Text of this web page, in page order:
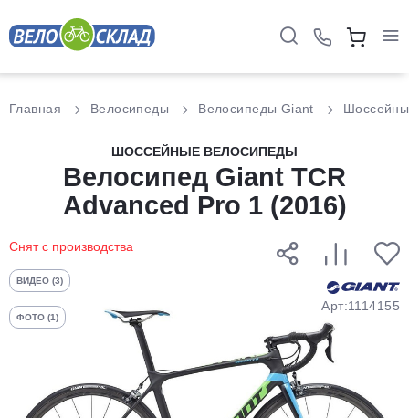
Главная Велосипеды Велосипеды Giant
ШОССЕЙНЫЕ ВЕЛОСИПЕДЫ
Велосипед Giant TCR
Advanced Pro 1 (2016)
Снят с производства
ВИДЕО (3)
ФОТО (1)
Арт:1114155
Разбейте
оплатуна части
без переплат
График платежей